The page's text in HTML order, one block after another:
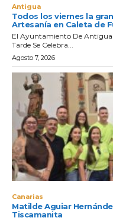
Antigua
Todos los viernes la
Artesanía en Caleta de
El Ayuntamiento De Antigua
Tarde Se Celebra...
Agosto 7, 2026
Canarias
Matilde Aguiar
Tiscamanita